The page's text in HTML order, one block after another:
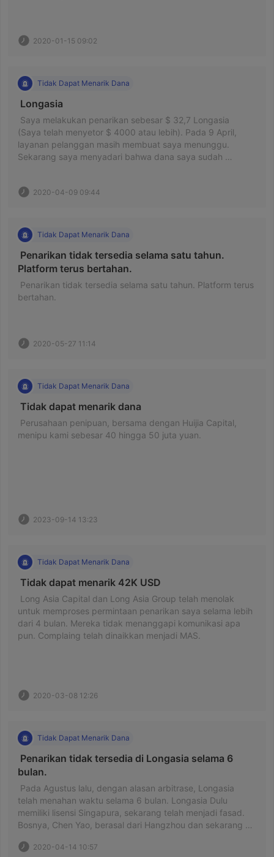
2020-01-15 09:02
Tidak Dapat Menarik Dana
Saya melakukan penarikan sebesar $ 32,7 Longasia
(Saya telah menyetor $ 4000 atau lebih). Pada 9 April,
layanan pelanggan masih membuat saya menunggu.
Sekarang saya menyadari bahwa dana saya sudah
2020-04-09 09:44
Tidak Dapat Menarik Dana
Penarikan tidak tersedia selama satu tahun.
Penarikan tidak tersedia selama satu tahun. Platform terus
2020-05-27 11:14
Tidak Dapat Menarik Dana
Perusahaan penipuan, bersama dengan Huijia Capital,
2023-09-14 13:23
Tidak Dapat Menarik Dana
Long Asia Capital dan Long Asia Group telah menolak
untuk memproses permintaan penarikan saya selama lebih
dari 4 bulan. Mereka tidak menanggapi komunikasi apa
2020-03-08 12:26
Tidak Dapat Menarik Dana
Penarikan tidak tersedia di Longasia selama 6
Pada Agustus lalu, dengan alasan arbitrase, Longasia
telah menahan waktu selama 6 bulan. Longasia Dulu
memiliki lisensi Singapura, sekarang telah menjadi fasad.
Bosnya, Chen Yao, berasal dari Hangzhou dan sekarang
Investment Management Co, Ltd, yang berlokasi di
2020-04-14 10:57